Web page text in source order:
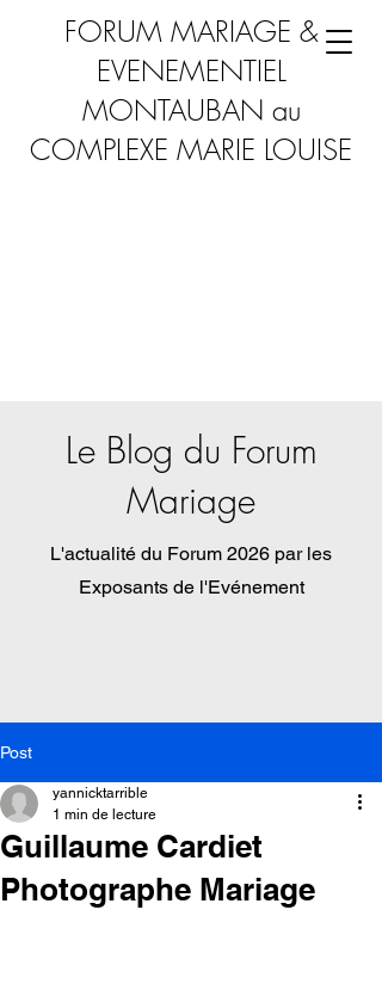
FORUM MARIAGE &
EVENEMENTIEL
MONTAUBAN au
COMPLEXE MARIE LOUISE
Le Blog du Forum
Mariage
L'actualité du Forum 2026 par les
Exposants de l'Evénement
Post
Guillaume Cardiet
Photographe Mariage
yannicktarrible
1 min de lecture